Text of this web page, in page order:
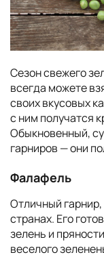
Сезон свежего
всегда можете
своих вкусовых
с ним получатся
Обыкновенный,
гарниров — они
Фалафель
Отличный
странах. Его
зелень и
веселого